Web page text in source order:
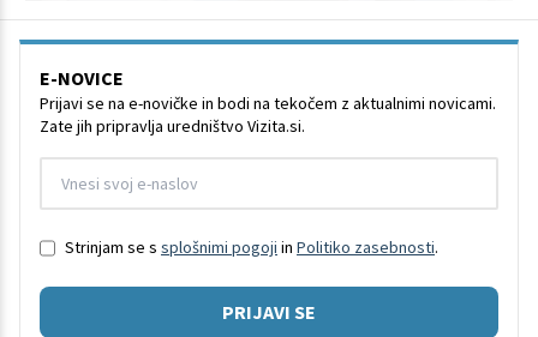
E-NOVICE
Prijavi se na e-novičke in bodi na tekočem z aktualnimi novicami.
Zate jih pripravlja uredništvo Vizita.si.
Strinjam se s splošnimi pogoji in Politiko zasebnosti.
PRIJAVI SE